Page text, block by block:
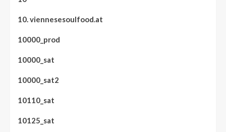
10. viennesesoulfood.at
10000_prod
10000_sat
10000_sat2
10110_sat
10125_sat